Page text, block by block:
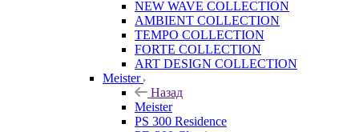
NEW WAVE COLLECTION
AMBIENT COLLECTION
TEMPO COLLECTION
FORTE COLLECTION
ART DESIGN COLLECTION
Meister
Назад
Meister
PS 300 Residence